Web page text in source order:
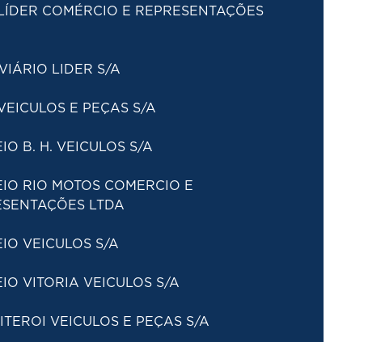
COMÉRCIO E REPRESENTAÇÕES
LIDER S/A
E PEÇAS S/A
B. H. VEICULOS S/A
RIO MOTOS COMERCIO E
LTDA
VEICULOS S/A
VITORIA VEICULOS S/A
VEICULOS E PEÇAS S/A